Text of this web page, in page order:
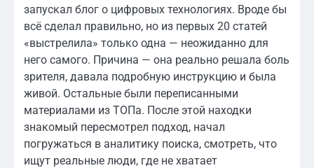
запускал блог о цифровых технологиях. Вроде бы
всё сделал правильно, но из первых 20 статей
«выстрелила» только одна — неожиданно для
него самого. Причина — она реально решала боль
зрителя, давала подробную инструкцию и была
живой. Остальные были переписанными
материалами из ТОПа. После этой находки
знакомый пересмотрел подход, начал
погружаться в аналитику поиска, смотреть, что
ищут реальные люди, где не хватает